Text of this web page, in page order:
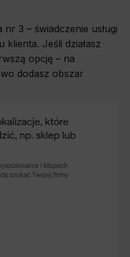
3 – świadczenie usługi
Jeśli działasz
opcję – na
dodasz obszar